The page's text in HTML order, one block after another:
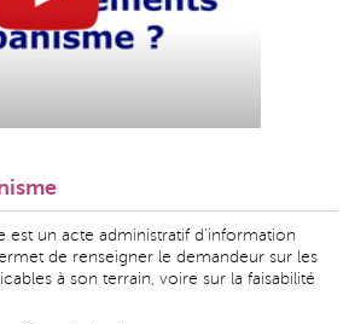
est un acte administratif d’information
de renseigner le demandeur sur les
à son terrain, voire sur la faisabilité